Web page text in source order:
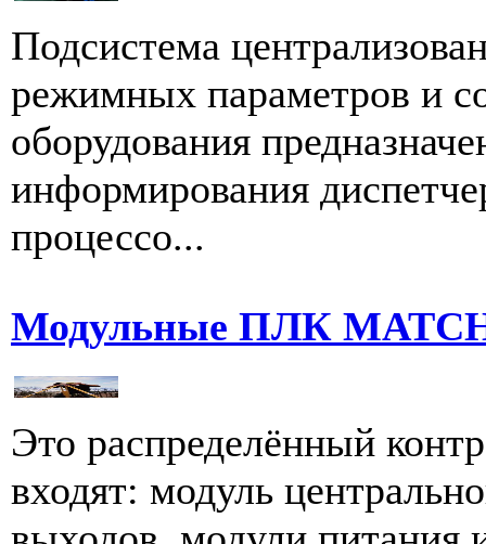
Подсистема
режимных параметров и
оборудования
информирования
процессо...
Модульные ПЛК
Это распределённый
входят: модуль